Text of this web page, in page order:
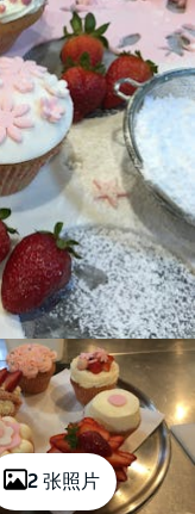
2 张照片